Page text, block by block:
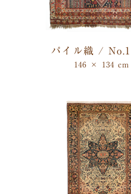
パイル織 /
146 × 134 cm